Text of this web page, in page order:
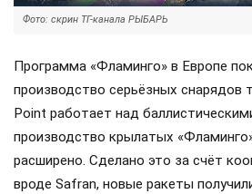
Фото: скрин ТГ-канала РЫБАРЬ
Программа «Фламинго» в Европе
производство серьёзных снарядов
Point работает над
производство крылатых
расширено. Сделано это за счёт
вроде Safran, новые ракеты